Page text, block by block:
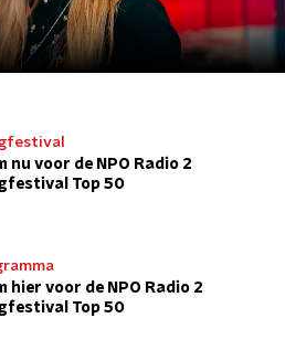
nu voor de NPO Radio 2
Top 50
hier voor de NPO Radio 2
Top 50